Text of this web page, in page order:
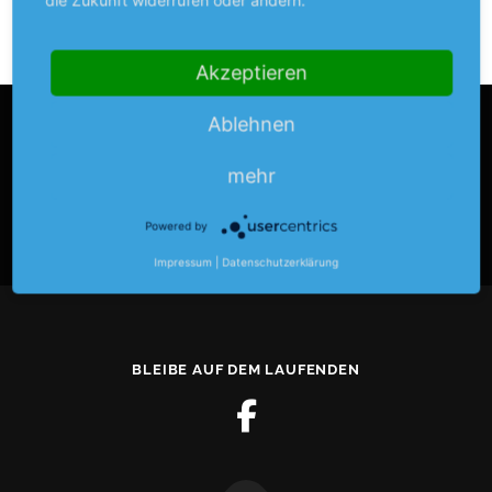
BLEIBE AUF DEM LAUFENDEN
Akzeptieren
Ablehnen
mehr
Powered by
Impressum Datenschutzerklärung